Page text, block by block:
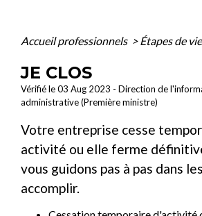
Accueil professionnels > Étapes de vie
JE CLOS
Vérifié le 03 Aug 2023 - Direction de
administrative (Première ministre)
Votre entreprise cesse
activité ou elle ferme
vous guidons pas à pas dans
accomplir.